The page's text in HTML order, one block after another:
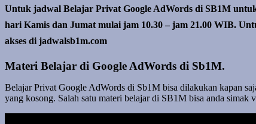
Untuk jadwal Belajar Privat Google AdWords di SB1M
hari Kamis dan Jumat mulai jam 10.30 – jam 21.00 WIB.
akses di jadwalsb1m.com
Materi Belajar di Google AdWords di Sb1M.
Belajar Privat Google AdWords di Sb1M bisa dilakukan kapan
yang kosong. Salah satu materi belajar di SB1M bisa anda simak